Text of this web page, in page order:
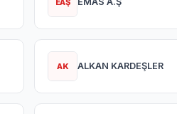
AK ALKAN KARDEŞLER